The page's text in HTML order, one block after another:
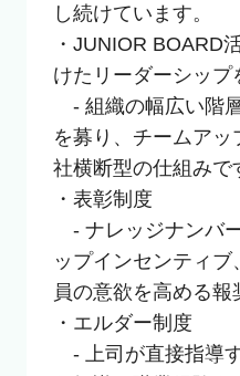
し続けています。
・JUNIOR BOARD
けたリーダーシップ
- 組織の幅広い階
を募り、チームア
社横断型の仕組みで
・表彰制度
- ナレッジナンバ
ップインセンティ
員の意欲を高める報
・エルダー制度
- 上司が直接指導